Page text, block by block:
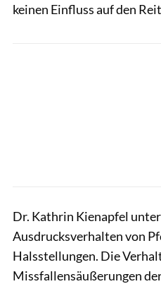
keinen Einfluss auf den
Dr. Kathrin Kienapfel
Ausdrucksverhalten von
Halsstellungen. Die
Missfallensäußerungen